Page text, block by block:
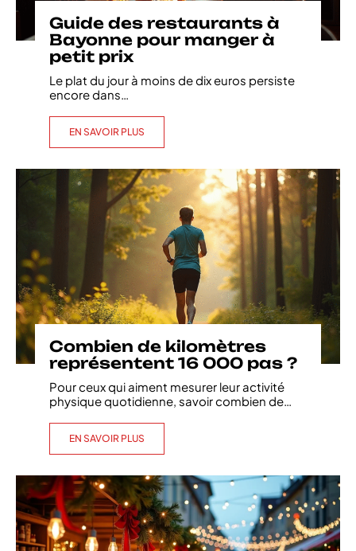
Guide des restaurants à
Bayonne pour manger à
petit prix
Le plat du jour à moins de dix euros persiste
encore dans…
EN SAVOIR PLUS
Combien de kilomètres
représentent 16 000 pas ?
Pour ceux qui aiment mesurer leur activité
physique quotidienne, savoir combien de…
EN SAVOIR PLUS